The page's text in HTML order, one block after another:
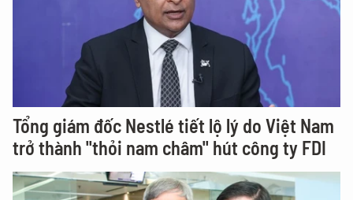
Tổng giám đốc Nestlé tiết lộ lý do Việt Nam
trở thành "thỏi nam châm" hút công ty FDI